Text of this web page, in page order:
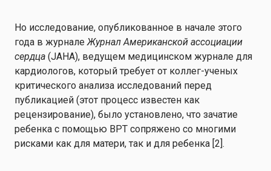
Но исследование, опубликованное в начале этого
года в журналеЖурнал Американской ассоциации
сердца (JAHA), ведущем медицинском журнале для
кардиологов, который требует от коллег-ученых
критического анализа исследований перед
публикацией (этот процесс известен как
рецензирование), было установлено, что зачатие
ребенка с помощью ВРТ сопряжено со многими
рисками как для матери, так и для ребенка [2].